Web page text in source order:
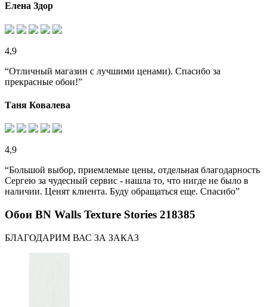
Елена Здор
4,9
“Отличный магазин с лучшими ценами). Спасибо за
прекрасные обои!”
Таня Ковалева
4,9
“Большой выбор, приемлемые цены, отдельная благодарность
Сергею за чудесный сервис - нашла то, что нигде не было в
наличии. Ценят клиента. Буду обращаться еще. Спасибо”
Обои BN Walls Texture Stories 218385
БЛАГОДАРИМ ВАС ЗА ЗАКАЗ